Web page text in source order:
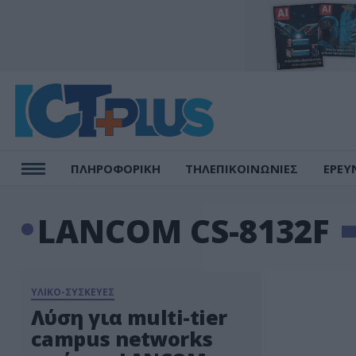
ΠΛΗΡΟΦΟΡΙΚΗ ΤΗΛΕΠΙΚΟΙΝΩΝΙΕΣ
LANCOM CS-8132F
ΥΛΙΚΟ-ΣΥΣΚΕΥΕΣ
Λύση για multi-tier
campus networks